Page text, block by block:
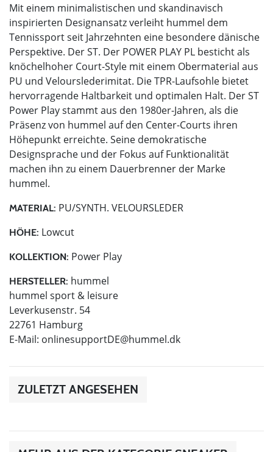
Mit einem minimalistischen und skandinavisch
inspirierten Designansatz verleiht hummel dem
Tennissport seit Jahrzehnten eine besondere dänische
Perspektive. Der ST. Der POWER PLAY PL besticht als
knöchelhoher Court-Style mit einem Obermaterial aus
PU und Velourslederimitat. Die TPR-Laufsohle bietet
hervorragende Haltbarkeit und optimalen Halt. Der ST
Power Play stammt aus den 1980er-Jahren, als die
Präsenz von hummel auf den Center-Courts ihren
Höhepunkt erreichte. Seine demokratische
Designsprache und der Fokus auf Funktionalität
machen ihn zu einem Dauerbrenner der Marke
hummel.
MATERIAL: PU/SYNTH. VELOURSLEDER
HÖHE: Lowcut
KOLLEKTION: Power Play
HERSTELLER: hummel
hummel sport & leisure
Leverkusenstr. 54
22761 Hamburg
E-Mail: onlinesupportDE@hummel.dk
ZULETZT ANGESEHEN